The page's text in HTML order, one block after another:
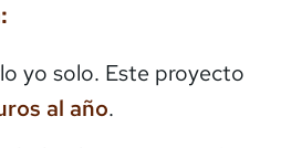
yo solo. Este proyecto
al año.